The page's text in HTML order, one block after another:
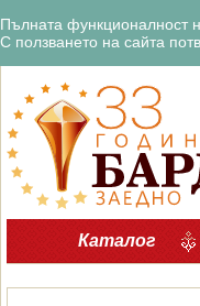
Пълната функционалност
С ползването на сайта
Каталог